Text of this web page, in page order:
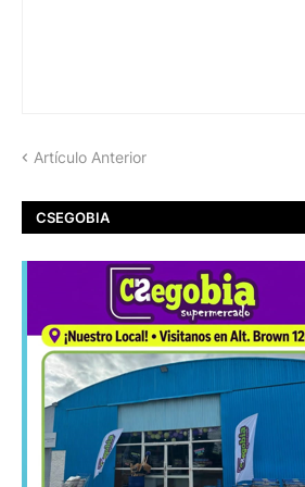
Artículo Anterior
CSEGOBIA